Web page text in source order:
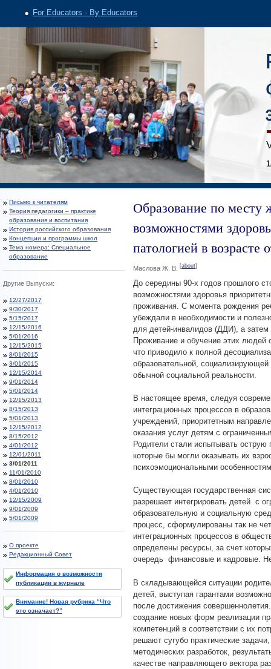
For Educators - By Educators
Письмо к читателям
Теория педагогики – практике
образования и воспитания
История российского образования
Концепции и программы школ
Тема номера: Специальное
образование
Другие Выпуски:
12/27/2017
9/30/2017
5/15/2017
12/15/2016
5/01/2016
12/15/2015
8/01/2015
3/01/2015
12/15/2014
9/01/2014
5/01/2014
12/15/2013
8/15/2013
5/01/2013
12/15/2012
8/15/2012
4/01/2012
12/01/2011
3/01/2011
11/01/2010
8/01/2010
4/01/2010
12/15/2009
9/01/2009
5/01/2009
О проекте
Редакционный Совет
Информация о возможности
публикации в журнале
Внимание! Новая рубрика “Что
это означает?”
Образование по месту
возможностями
патологией в возрасте
Маслова Ж. В. [about]
До середины 90-х годов прошлого
возможностями здоровья
проживания. С момента рождения
убеждали в необходимости и
для детей-инвалидов (ДДИ), а
Проживание и обучение этих людей
что приводило к полной
образовательной,
обычной социальной реальности.
В настоящее время, следуя
интеграционных процессов в
учреждений, приоритетным
оказания услуг детям с
Родители стали испытывать
которые бы могли оказывать их
психоэмоциональными
Существующая государственная
разрешает интегрировать детей с
образовательную и социальную
процесс, сформулированы так не
интеграционных процессов в
определены ресурсы, за счет
очередь финансовые и кадровые.
В складывающейся ситуации
детей, выступая гарантами
после достижения
создание новых форм реализации
компетенций в соответствии с их
решают сугубо практические
методических разработок,
качестве направляющего вектора